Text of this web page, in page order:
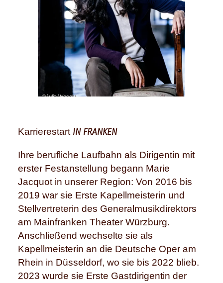
©Julia Wesely
Karrierestart IN FRANKEN
Ihre berufliche Laufbahn als Dirigentin mit
erster Festanstellung begann Marie
Jacquot in unserer Region: Von 2016 bis
2019 war sie Erste Kapellmeisterin und
Stellvertreterin des Generalmusikdirektors
am Mainfranken Theater Würzburg.
Anschließend wechselte sie als
Kapellmeisterin an die Deutsche Oper am
Rhein in Düsseldorf, wo sie bis 2022 blieb.
2023 wurde sie Erste Gastdirigentin der